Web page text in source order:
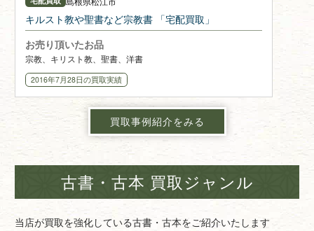
キルスト教や聖書など宗教書 「宅配買取」
お売り頂いたお品
宗教、キリスト教、聖書、洋書
2016年7月28日の買取実績
買取事例紹介をみる
古書・古本 買取ジャンル
当店が買取を強化している古書・古本をご紹介いたします